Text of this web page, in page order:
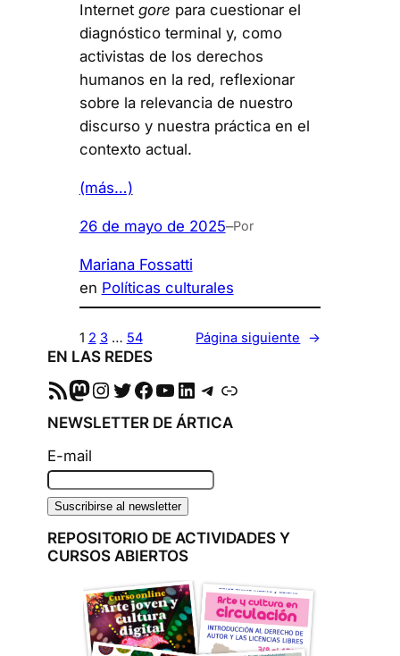
Internet gore para cuestionar el
diagnóstico terminal y, como
activistas de los derechos
humanos en la red, reflexionar
sobre la relevancia de nuestro
discurso y nuestra práctica en el
contexto actual.
(más…)
26 de mayo de 2025–Por
Mariana Fossatti
en Políticas culturales
1 2 3 … 54 Página siguiente →
EN LAS REDES
RSS Mastodon Instagram Twitter Facebook YouTube LinkedIn Telegram Enlace
NEWSLETTER DE ÁRTICA
E-mail
REPOSITORIO DE ACTIVIDADES Y
CURSOS ABIERTOS